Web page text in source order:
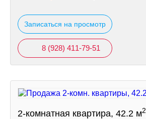
Записаться на просмотр
8 (928) 411-79-51
2-комнатная квартира, 42.2 м2